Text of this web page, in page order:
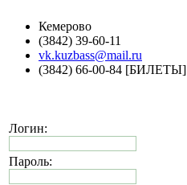
Кемерово
(3842) 39-60-11
vk.kuzbass@mail.ru
(3842) 66-00-84 [БИЛЕТЫ]
Логин:
Пароль: